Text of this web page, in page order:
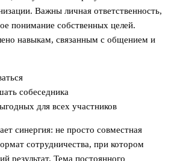
Важны личная ответственность,
понимание собственных целей.
навыкам, связанным с общением и
собеседника
для всех участников
синергия: не просто совместная
сотрудничества, при котором
результат. Тема постоянного